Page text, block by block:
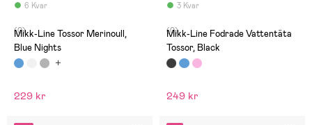
6 Kvar
(0)
Mikk-Line Tossor Merinoull,
Blue Nights
229 kr
3 Kvar
(0)
Mikk-Line Fodrade Vattentäta
Tossor, Black
249 kr